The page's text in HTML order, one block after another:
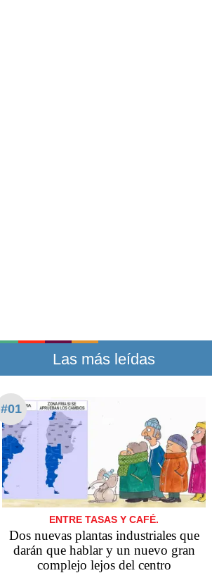
Las más leídas
#01
ENTRE TASAS Y CAFÉ.
Dos nuevas plantas industriales que
darán que hablar y un nuevo gran
complejo lejos del centro